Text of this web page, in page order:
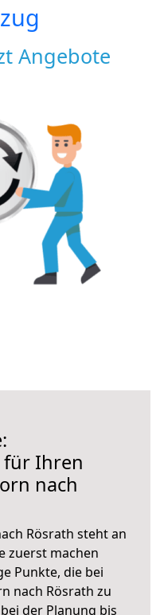
Angebote
für Ihren
nach
Rösrath steht an
zuerst machen
Punkte, die bei
nach Rösrath zu
der Planung bis